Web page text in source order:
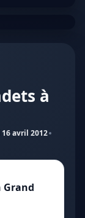
à
avril 2012
Grand